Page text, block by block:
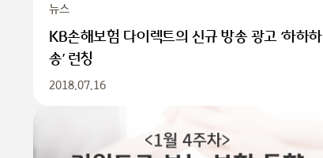
뉴스
KB손해보험 다이렉트의 신규 방송 광고 ‘하하하
송’ 런칭
2018.07.16